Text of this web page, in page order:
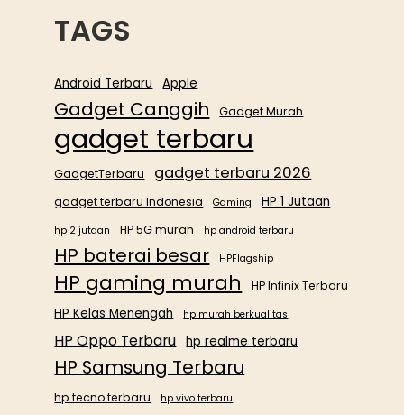
TAGS
Android Terbaru Apple
Gadget Canggih Gadget Murah
gadget terbaru
GadgetTerbaru gadget terbaru 2026
gadget terbaru Indonesia Gaming HP 1 Jutaan
hp 2 jutaan HP 5G murah hp android terbaru
HP baterai besar HPFlagship
HP gaming murah HP Infinix Terbaru
HP Kelas Menengah hp murah berkualitas
HP Oppo Terbaru hp realme terbaru
HP Samsung Terbaru
hp tecno terbaru hp vivo terbaru